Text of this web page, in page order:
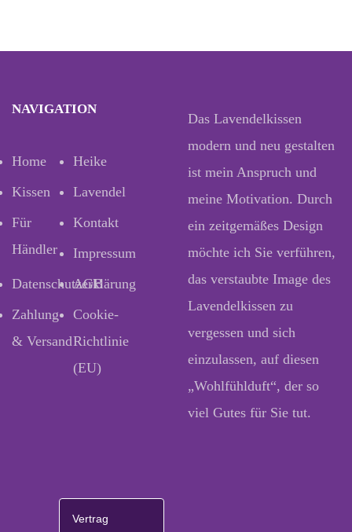
NAVIGATION
Home
Heike
Kissen
Lavendel
Für
Händler
Kontakt
Impressum
Datenschutzerklärung
AGB
Zahlung
& Versand
Cookie-
Richtlinie
(EU)
Das Lavendelkissen
modern und neu gestalten
ist mein Anspruch und
meine Motivation. Durch
ein zeitgemäßes Design
möchte ich Sie verführen,
das verstaubte Image des
Lavendelkissen zu
vergessen und sich
einzulassen, auf diesen
„Wohlfühlduft“, der so
viel Gutes für Sie tut.
Vertrag